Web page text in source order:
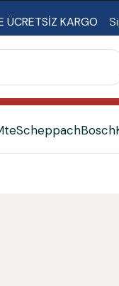
KARGO
ScheppachBosch